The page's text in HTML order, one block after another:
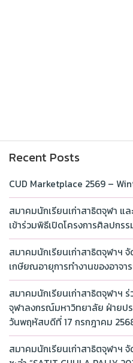
Recent Posts
CUD Marketplace 2569 –
สมาคมนักเรียนเก่าสาธิตจุฬา แ
เข้าร่วมพิธีเปิดโครงการศิลปกร
สมาคมนักเรียนเก่าสาธิตจุฬาฯ
เกษียณอายุการทำงานของอาจา
สมาคมนักเรียนเก่าสาธิตจุฬาฯ
จุฬาลงกรณ์มหาวิทยาลัย ฝ่ายปร
วันพฤหัสบดีที่ 17 กรกฎาคม
สมาคมนักเรียนเก่าสาธิตจุฬาฯ